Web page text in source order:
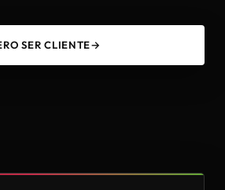
SER CLIENTE→